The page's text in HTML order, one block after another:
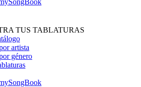
TUS TABLATURAS
artista
género